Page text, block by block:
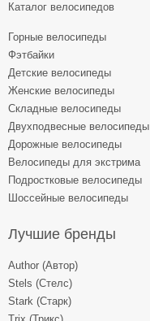
Каталог велосипедов
Горные велосипеды
Фэтбайки
Детские велосипеды
Женские велосипеды
Складные велосипеды
Двухподвесные велосипеды
Дорожные велосипеды
Велосипеды для экстрима
Подростковые велосипеды
Шоссейные велосипеды
Лучшие бренды
Author (Автор)
Stels (Стелс)
Stark (Старк)